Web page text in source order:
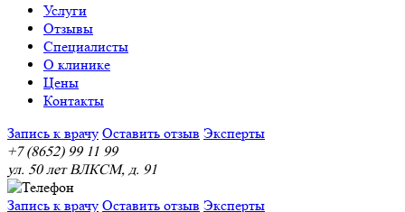
Услуги
Отзывы
Специалисты
О клинике
Цены
Контакты
Запись к врачу Оставить отзыв Эксперты
+7 (8652) 99 11 99
ул. 50 лет ВЛКСМ, д. 91
Запись к врачу Оставить отзыв Эксперты